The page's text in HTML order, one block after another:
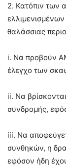
2. Κατόπιν των
θαλάσσιας
i. Να προβούν
έλεγχο των
ii. Να
συνδρομής,
iii. Να
συνθηκών, η
εφόσον ήδη